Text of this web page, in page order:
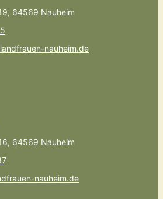
64569 Nauheim
nauheim.de
64569 Nauheim
nauheim.de